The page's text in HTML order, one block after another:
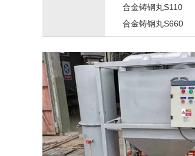
合金铸钢丸S110
合金铸钢丸S660